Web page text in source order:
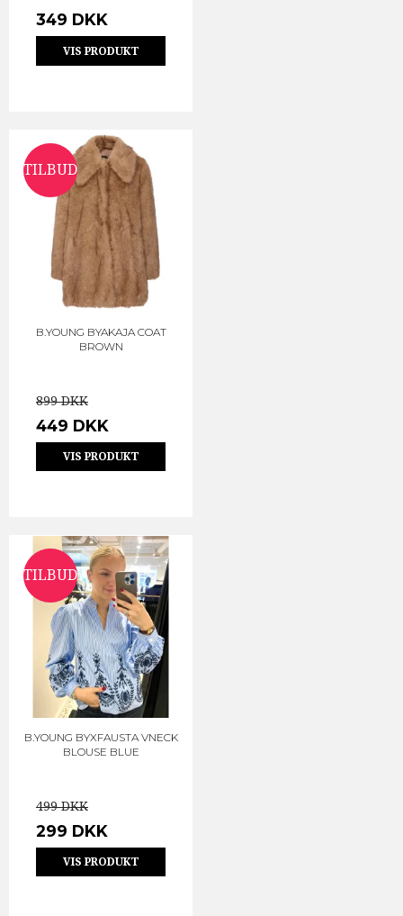
349 DKK
VIS PRODUKT
TILBUD
B.YOUNG BYAKAJA COAT
BROWN
899 DKK
449 DKK
VIS PRODUKT
TILBUD
B.YOUNG BYXFAUSTA VNECK
BLOUSE BLUE
499 DKK
299 DKK
VIS PRODUKT